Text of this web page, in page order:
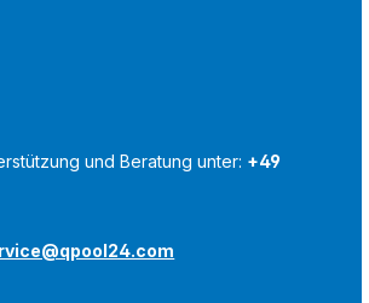
und Beratung unter: +49